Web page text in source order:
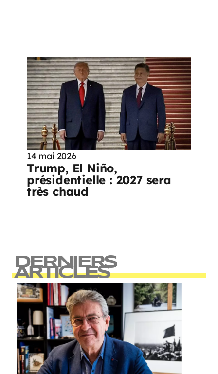
14 mai 2026
Trump, El Niño,
présidentielle : 2027 sera
très chaud
DERNIERS
ARTICLES